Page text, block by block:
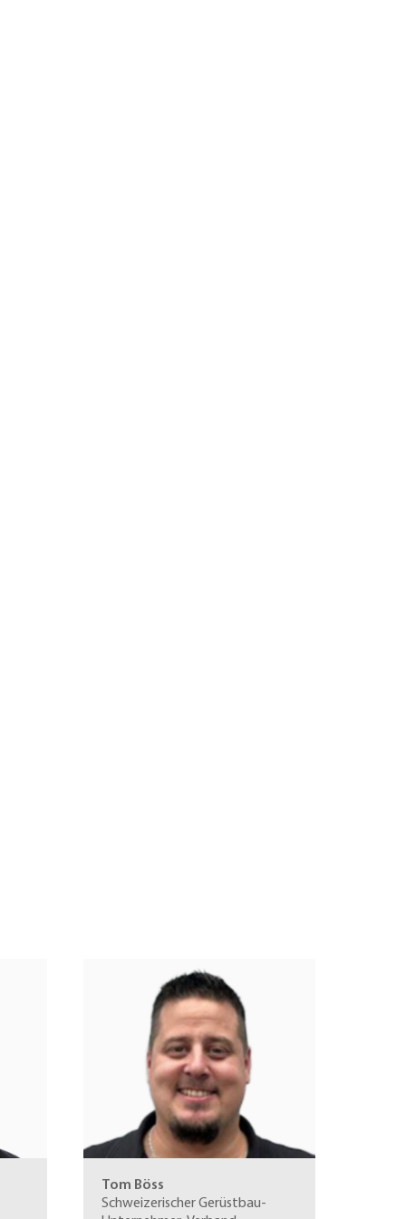
Tom Böss
Schweizerischer Gerüstbau-